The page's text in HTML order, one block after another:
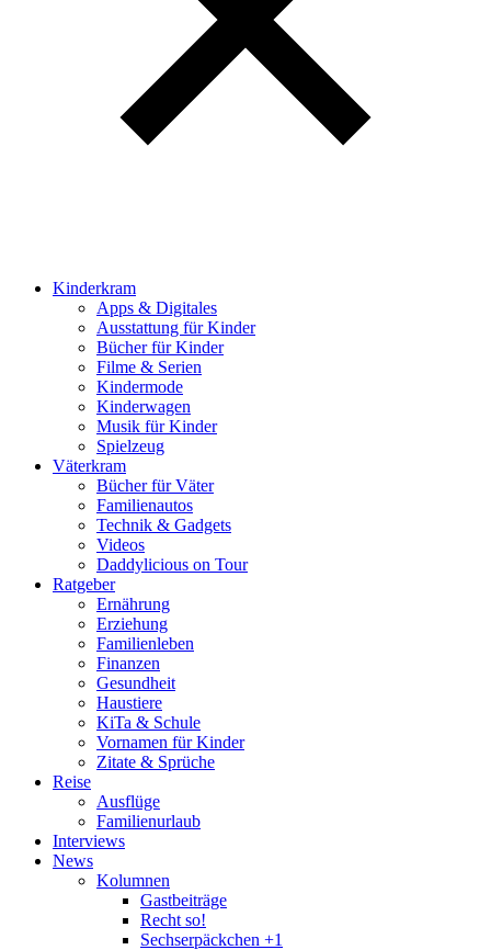
Kinderkram
Apps & Digitales
Ausstattung für Kinder
Bücher für Kinder
Filme & Serien
Kindermode
Kinderwagen
Musik für Kinder
Spielzeug
Väterkram
Bücher für Väter
Familienautos
Technik & Gadgets
Videos
Daddylicious on Tour
Ratgeber
Ernährung
Erziehung
Familienleben
Finanzen
Gesundheit
Haustiere
KiTa & Schule
Vornamen für Kinder
Zitate & Sprüche
Reise
Ausflüge
Familienurlaub
Interviews
News
Kolumnen
Gastbeiträge
Recht so!
Sechserpäckchen +1